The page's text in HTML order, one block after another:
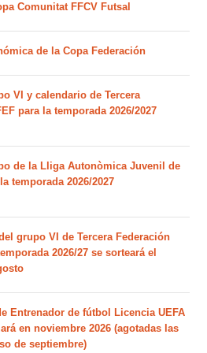
Comunitat FFCV Futsal
de la Copa Federación
VI y calendario de Tercera
para la temporada 2026/2027
de la Lliga Autonòmica Juvenil de
temporada 2026/2027
grupo VI de Tercera Federación
2026/27 se sorteará el
Entrenador de fútbol Licencia UEFA
en noviembre 2026 (agotadas las
de septiembre)